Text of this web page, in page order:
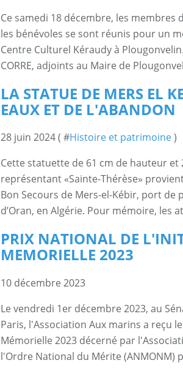
Ce samedi 18 décembre, les
les bénévoles se sont réunis pour un
Centre Culturel Kéraudy à
CORRE, adjoints au Maire de
LA STATUE DE MERS EL
EAUX ET DE L'ABANDON
28 juin 2024 ( #Histoire et patrimoine)
Cette statuette de 61 cm de hauteur et
représentant «Sainte-Thérèse»
Bon Secours de Mers-el-Kébir, port de
d’Oran, en Algérie. Pour mémoire, les
PRIX NATIONAL DE
MEMORIELLE 2023
10 décembre 2023
Le vendredi 1er décembre 2023, au
Paris, l'Association Aux marins a reçu
Mémorielle 2023 décerné par
l'Ordre National du Mérite (ANMONM)